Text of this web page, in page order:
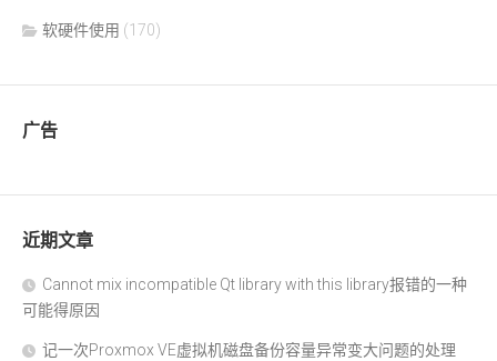
软硬件使用 (170)
广告
近期文章
Cannot mix incompatible Qt library with this library报错的一种
可能得原因
记一次Proxmox VE虚拟机磁盘备份容量异常变大问题的处理